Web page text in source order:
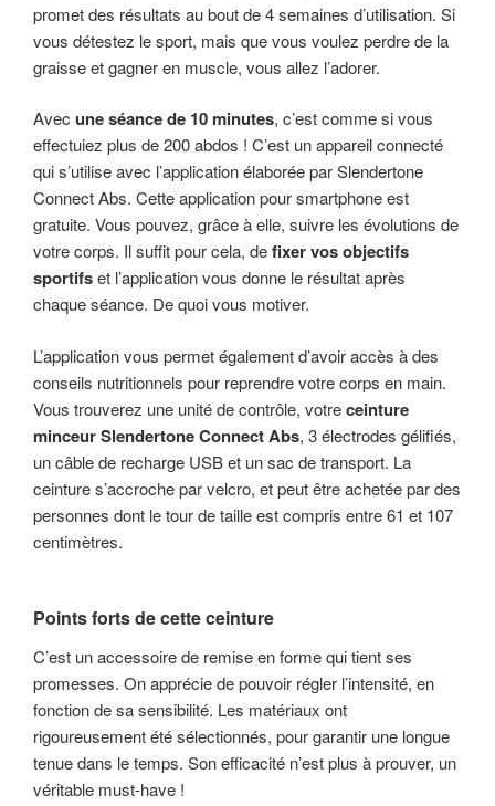
promet des résultats au bout de 4 semaines d’utilisation. Si
vous détestez le sport, mais que vous voulez perdre de la
graisse et gagner en muscle, vous allez l’adorer.
Avec une séance de 10 minutes, c’est comme si vous
effectuiez plus de 200 abdos ! C’est un appareil connecté
qui s’utilise avec l’application élaborée par Slendertone
Connect Abs. Cette application pour smartphone est
gratuite. Vous pouvez, grâce à elle, suivre les évolutions de
votre corps. Il suffit pour cela, defixer vos objectifs
sportifset l’application vous donne le résultat après
chaque séance. De quoi vous motiver.
L’application vous permet également d’avoir accès à des
conseils nutritionnels pour reprendre votre corps en main.
Vous trouverez une unité de contrôle, votreceinture
minceur Slendertone Connect Abs, 3 électrodes gélifiés,
un câble de recharge USB et un sac de transport. La
ceinture s’accroche par velcro, et peut être achetée par des
personnes dont le tour de taille est compris entre 61 et 107
centimètres.
Points forts de cette ceinture
C’est un accessoire de remise en forme qui tient ses
promesses. On apprécie de pouvoir régler l’intensité, en
fonction de sa sensibilité. Les matériaux ont
rigoureusement été sélectionnés, pour garantir une longue
tenue dans le temps. Son efficacité n’est plus à prouver, un
véritable must-have !